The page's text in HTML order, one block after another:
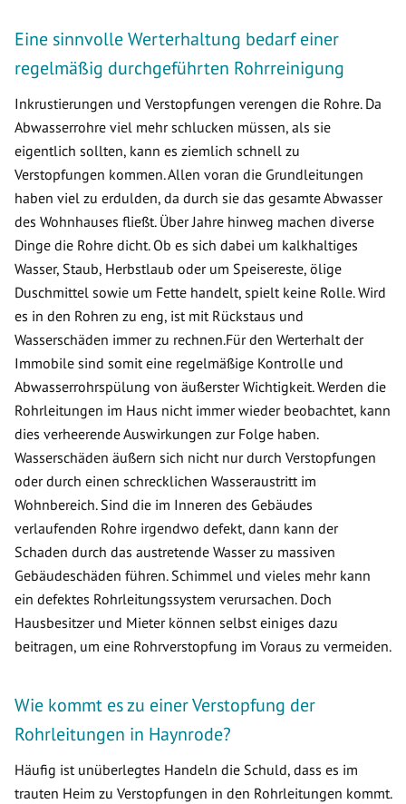
Eine sinnvolle Werterhaltung bedarf einer
regelmäßig durchgeführten Rohrreinigung
Inkrustierungen und Verstopfungen verengen die Rohre. Da
Abwasserrohre viel mehr schlucken müssen, als sie
eigentlich sollten, kann es ziemlich schnell zu
Verstopfungen kommen. Allen voran die Grundleitungen
haben viel zu erdulden, da durch sie das gesamte Abwasser
des Wohnhauses fließt. Über Jahre hinweg machen diverse
Dinge die Rohre dicht. Ob es sich dabei um kalkhaltiges
Wasser, Staub, Herbstlaub oder um Speisereste, ölige
Duschmittel sowie um Fette handelt, spielt keine Rolle. Wird
es in den Rohren zu eng, ist mit Rückstaus und
Wasserschäden immer zu rechnen.Für den Werterhalt der
Immobile sind somit eine regelmäßige Kontrolle und
Abwasserrohrspülung von äußerster Wichtigkeit. Werden die
Rohrleitungen im Haus nicht immer wieder beobachtet, kann
dies verheerende Auswirkungen zur Folge haben.
Wasserschäden äußern sich nicht nur durch Verstopfungen
oder durch einen schrecklichen Wasseraustritt im
Wohnbereich. Sind die im Inneren des Gebäudes
verlaufenden Rohre irgendwo defekt, dann kann der
Schaden durch das austretende Wasser zu massiven
Gebäudeschäden führen. Schimmel und vieles mehr kann
ein defektes Rohrleitungssystem verursachen. Doch
Hausbesitzer und Mieter können selbst einiges dazu
beitragen, um eine Rohrverstopfung im Voraus zu vermeiden.
Wie kommt es zu einer Verstopfung der
Rohrleitungen in Haynrode?
Häufig ist unüberlegtes Handeln die Schuld, dass es im
trauten Heim zu Verstopfungen in den Rohrleitungen kommt.